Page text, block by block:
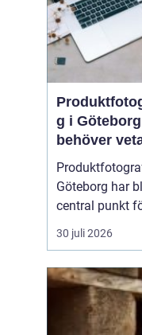
g i
behöver
företag
Göteborg har
central punkt
företag som
förhöja sina
bilder. Oavsett
handlar om e-
tryckmaterial
30 juli 2026